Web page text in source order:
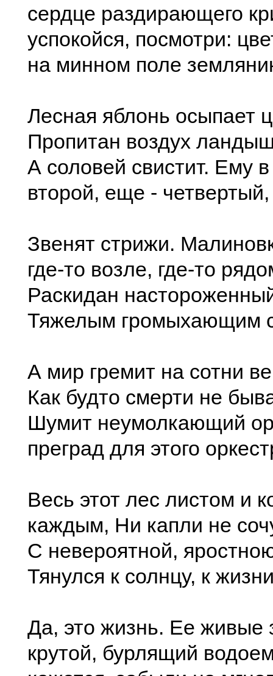
сердце раздирающего
успокойся, посмотри:
на минном поле
Лесная яблонь осыпает
Пропитан воздух
А соловей свистит. Ему
второй, еще -
Звенят стрижи.
где-то возле, где-то
Раскидан
Тяжелым громыхающим
А мир гремит на сотни
Как будто смерти не
Шумит неумолкающий
преград для этого
Весь этот лес листом и
каждым, Ни капли не
С невероятной,
Тянулся к солнцу, к
Да, это жизнь. Ее живые
крутой, бурлящий